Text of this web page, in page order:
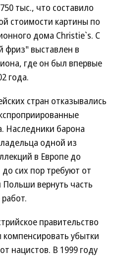
тыс., что составило
стоимости картины по
дома Christie`s. С
фриз" выставлен в
где он был впервые
года.
стран отказывались
Наследники барона
одной из
в Европе до
сих пор требуют от
Польши вернуть часть
правительство
убытки
нацистов. В 1999 году